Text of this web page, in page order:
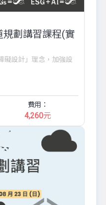
規劃講習課程(實
礙設計」理念，加強設
費用：
4,260元